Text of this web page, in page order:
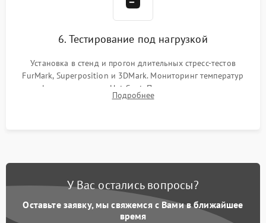
6. Тестирование под нагрузкой
Установка в стенд и прогон длительных стресс-тестов
FurMark, Superposition и 3DMark. Мониторинг температур
графического чипа и Hot Spot. Проверка на отсутствие
артефактов изображения, вылетов драйвера и зависаний.
Подробнее
У Вас остались вопросы?
Оставьте заявку, мы свяжемся с Вами в ближайшее
время